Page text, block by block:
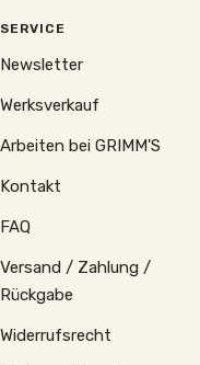
SERVICE
Newsletter
Werksverkauf
Arbeiten bei GRIMM'S
Kontakt
FAQ
Versand / Zahlung /
Rückgabe
Widerrufsrecht